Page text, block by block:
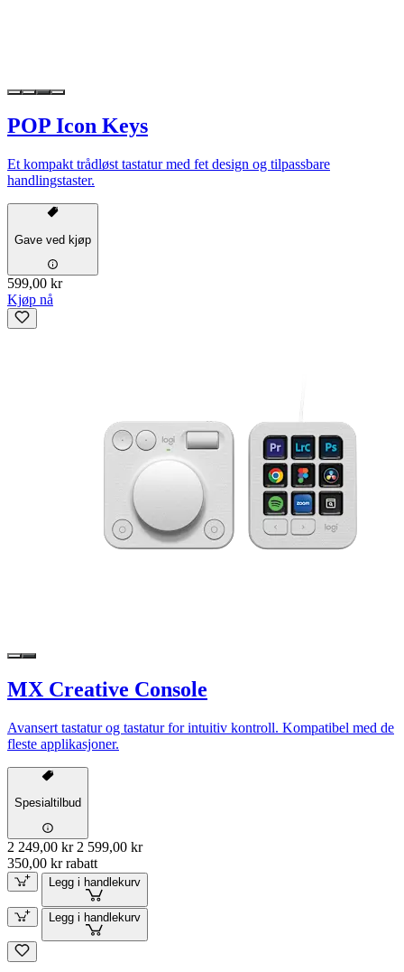
POP Icon Keys
Et kompakt trådløst tastatur med fet design og tilpassbare
handlingstaster.
Gave ved kjøp
599,00 kr
Kjøp nå
MX Creative Console
Avansert tastatur og tastatur for intuitiv kontroll. Kompatibel med de
fleste applikasjoner.
Spesialtilbud
2 249,00 kr 2 599,00 kr
350,00 kr rabatt
Legg i handlekurv
Legg i handlekurv